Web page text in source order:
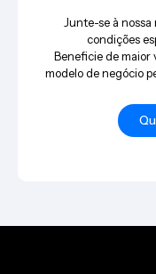
Junte-se à nossa
condições
Beneficie de maior
modelo de negócio